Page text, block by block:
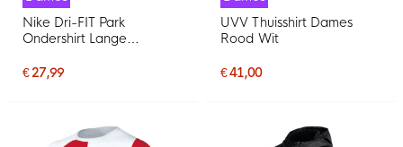
Nike Dri-FIT Park
Ondershirt Lange
€ 27,99
UVV Thuisshirt Dames
Rood Wit
€ 41,00